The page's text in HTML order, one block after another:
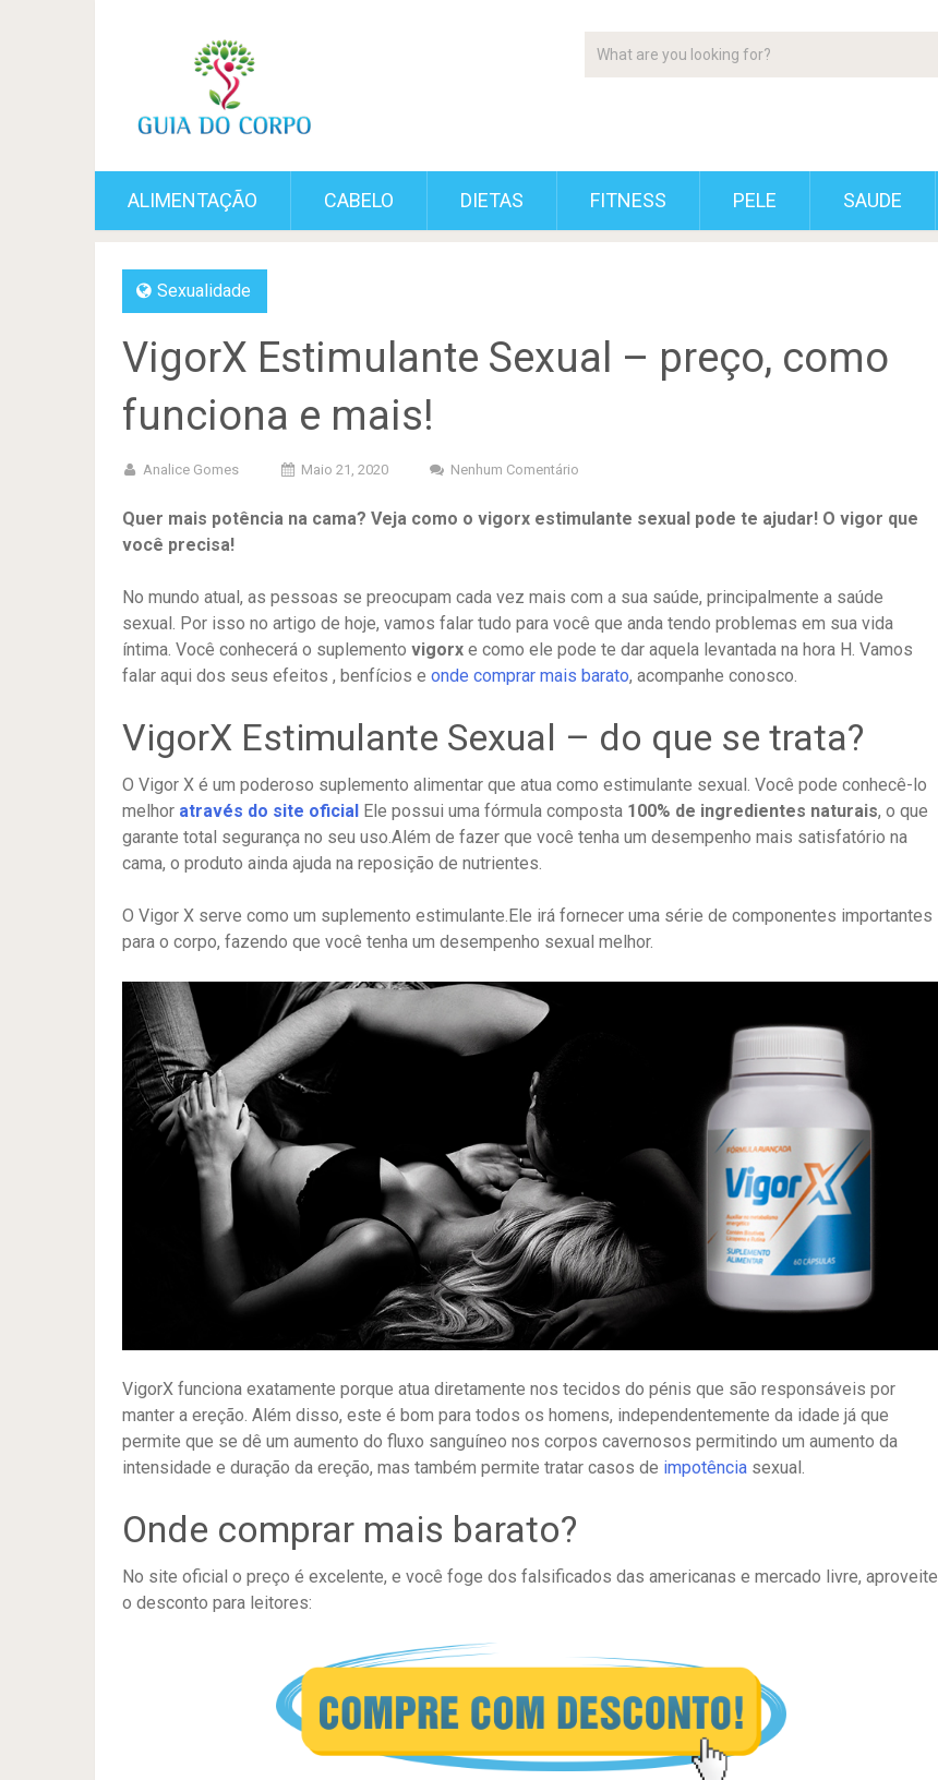
ALIMENTAÇÃO CABELO DIETAS FITNESS PELE SAUDE
Sexualidade
VigorX Estimulante Sexual – preço, como
funciona e mais!
Analice Gomes Maio 21, 2020 Nenhum Comentário
Quer mais potência na cama? Veja como o vigorx estimulante sexual pode te ajudar! O vigor que
você precisa!
No mundo atual, as pessoas se preocupam cada vez mais com a sua saúde, principalmente a saúde
sexual. Por isso no artigo de hoje, vamos falar tudo para você que anda tendo problemas em sua vida
íntima. Você conhecerá o suplemento vigorx e como ele pode te dar aquela levantada na hora H. Vamos
falar aqui dos seus efeitos , benfícios e onde comprar mais barato, acompanhe conosco.
VigorX Estimulante Sexual – do que se trata?
O Vigor X é um poderoso suplemento alimentar que atua como estimulante sexual. Você pode conhecê-lo
melhor através do site oficial Ele possui uma fórmula composta 100% de ingredientes naturais, o que
garante total segurança no seu uso.Além de fazer que você tenha um desempenho mais satisfatório na
cama, o produto ainda ajuda na reposição de nutrientes.
O Vigor X serve como um suplemento estimulante.Ele irá fornecer uma série de componentes importantes
para o corpo, fazendo que você tenha um desempenho sexual melhor.
VigorX funciona exatamente porque atua diretamente nos tecidos do pénis que são responsáveis por
manter a ereção. Além disso, este é bom para todos os homens, independentemente da idade já que
permite que se dê um aumento do fluxo sanguíneo nos corpos cavernosos permitindo um aumento da
intensidade e duração da ereção, mas também permite tratar casos de impotência sexual.
Onde comprar mais barato?
No site oficial o preço é excelente, e você foge dos falsificados das americanas e mercado livre, aproveite
o desconto para leitores: